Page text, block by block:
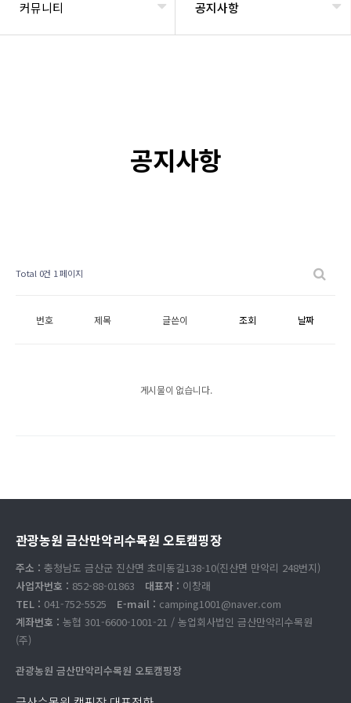
커뮤니티 공지사항
공지사항
Total 0건 1 페이지
번호 제목 글쓴이 조회 날짜
게시물이 없습니다.
관광농원 금산만악리수목원 오토캠핑장
주소 : 충청남도 금산군 진산면 초미동길138-10(진산면 만악리 248번지)
사업자번호 : 852-88-01863 대표자 : 이창래
TEL : 041-752-5525 E-mail : camping1001@naver.com
계좌번호 : 농협 301-6600-1001-21 / 농업회사법인 금산만악리수목원
(주)
관광농원 금산만악리수목원 오토캠핑장